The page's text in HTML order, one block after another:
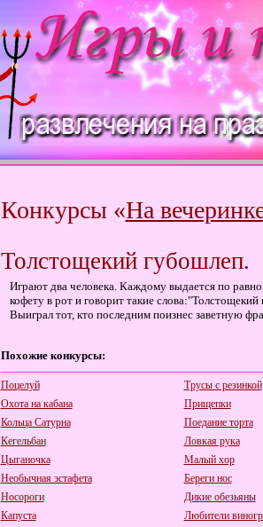
Конкурсы «На
Толстощекий губошлеп.
Играют два человека. Каждому выдается по
кофету в рот и говорит такие
Выиграл тот, кто последним поизнес заветную
Похожие конкурсы:
Поцелуй Трусы с резинкой
Охота на кабана
Прищепки
Кольца Сатурна
Поедание торта
Кегельбан
Ловкая рука
Цыганочка
Малый хор
Необычная эстафета
Береги нос
Носороги
Дикие обезьяны
Капуста
Любители